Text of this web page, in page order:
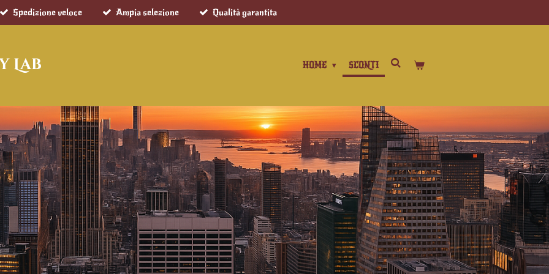
Spedizione veloce Ampia selezione Qualità garantita
Lab HOME SCONTI